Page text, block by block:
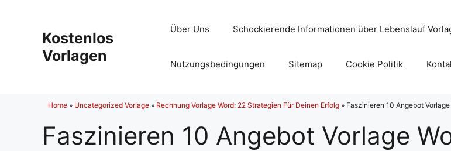
Kostenlos
Vorlagen
Über Uns Schockierende Informationen über Lebenslauf
Nutzungsbedingungen Sitemap Cookie Politik
Home » Uncategorized Vorlage » Rechnung Vorlage Word: 22 Strategien Für Deinen Erfolg » Faszinieren 10 Angebot Vorlage
Faszinieren 10 Angebot Vorlage